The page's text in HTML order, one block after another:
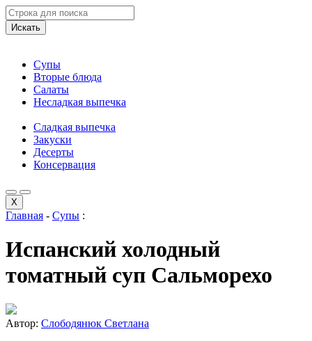
Искать
Супы
Вторые блюда
Салаты
Несладкая выпечка
Сладкая выпечка
Закуски
Десерты
Консервация
X
Главная - Супы :
Испанский холодный
томатный суп Сальморехо
Автор: Слободянюк Светлана